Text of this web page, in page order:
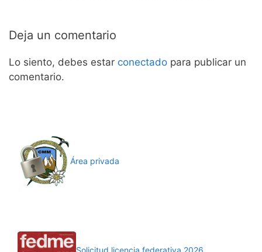
Deja un comentario
Lo siento, debes estar conectado para publicar un
comentario.
Área privada
Solicitud licencia federativa 2026